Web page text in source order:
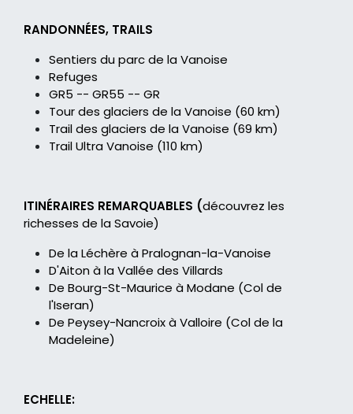
RANDONNÉES, TRAILS
Sentiers du parc de la Vanoise
Refuges
GR5 -- GR55 -- GR
Tour des glaciers de la Vanoise (60 km)
Trail des glaciers de la Vanoise (69 km)
Trail Ultra Vanoise (110 km)
ITINÉRAIRES REMARQUABLES (découvrez les
richesses de la Savoie)
De la Léchère à Pralognan-la-Vanoise
D'Aiton à la Vallée des Villards
De Bourg-St-Maurice à Modane (Col de
l'Iseran)
De Peysey-Nancroix à Valloire (Col de la
Madeleine)
ECHELLE: